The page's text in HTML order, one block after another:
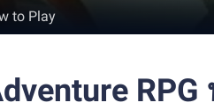
to Play